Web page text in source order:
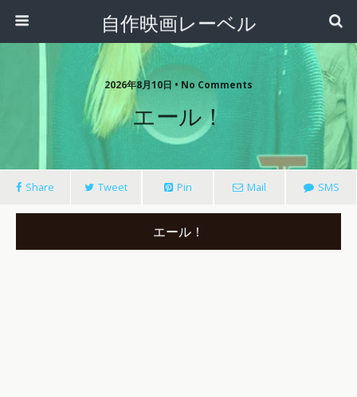
自作映画レーベル
2026年8月10日 • No Comments
エール！
Share Tweet Pin Mail SMS
エール！